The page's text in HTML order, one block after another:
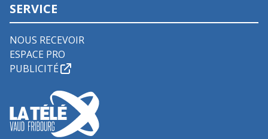
SERVICE
NOUS RECEVOIR
ESPACE PRO
PUBLICITÉ